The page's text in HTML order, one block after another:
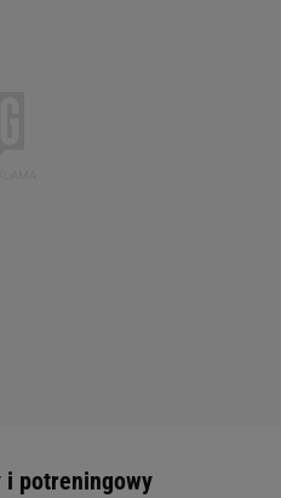
i potreningowy